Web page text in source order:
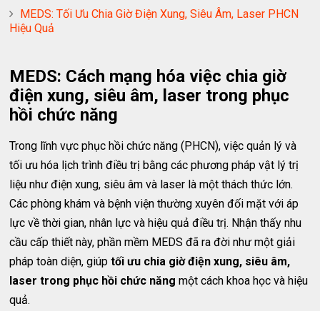
MEDS: Tối Ưu Chia Giờ Điện Xung, Siêu Âm, Laser PHCN
Hiệu Quả
MEDS: Cách mạng hóa việc chia giờ
điện xung, siêu âm, laser trong phục
hồi chức năng
Trong lĩnh vực phục hồi chức năng (PHCN), việc quản lý và
tối ưu hóa lịch trình điều trị bằng các phương pháp vật lý trị
liệu như điện xung, siêu âm và laser là một thách thức lớn.
Các phòng khám và bệnh viện thường xuyên đối mặt với áp
lực về thời gian, nhân lực và hiệu quả điều trị. Nhận thấy nhu
cầu cấp thiết này, phần mềm MEDS đã ra đời như một giải
pháp toàn diện, giúptối ưu chia giờ điện xung, siêu âm,
laser trong phục hồi chức năng một cách khoa học và hiệu
quả.